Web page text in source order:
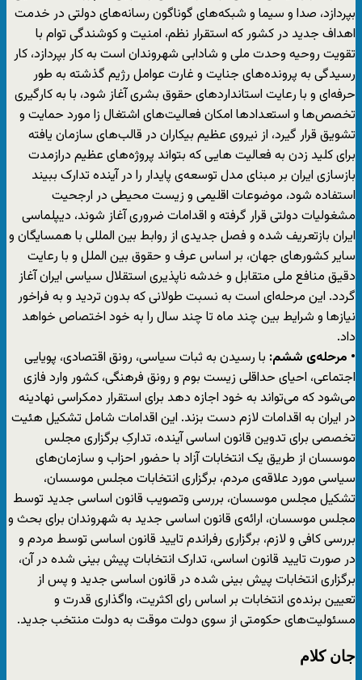
بپردازد، صدا و سیما و شبکه‌های گوناگون رسانه‌های دولتی در خدمت
اهداف جدید در کشور که استقرار نظم، امنیت و کوشندگی توام با
تقویت روحیه وحدت ملی و شادابی شهروندان است به کار بپردازد، کار
رسیدگی به پرونده‌های جنایت و غارت عوامل رژیم گذشته به طور
حرفه‌ای و با رعایت استانداردهای حقوق بشری آغاز شود، با به کارگیری
تخصص‌ها و استعدادها امکان فعالیت‌های اشتغال زا مورد حمایت و
تشویق قرار گیرد، از نیروی عظیم بیکاران در قالب‌های سازمان یافته
برای کلید زدن به فعالیت هایی که بتواند پروژه‌های عظیم درازمدت
بازسازی ایران بر مبنای مدل توسعه‌ی پایدار را در آینده تدارک ببیند
استفاده شود، موضوعات اقلیمی و زیست محیطی در ارجحیت
مشغولیات دولتی قرار گرفته و اقدامات ضروری آغاز شوند، دیپلماسی
ایران بازتعریف شده و فصل جدیدی از روابط بین المللی با همسایگان و
سایر کشورهای جهان، بر اساس عرف و حقوق بین الملل و با رعایت
دقیق منافع ملی متقابل و خدشه ناپذیری استقلال سیاسی ایران آغاز
گردد. این مرحله‌ای است به نسبت طولانی که بدون تردید و به فراخور
نیازها و شرایط بین چند ماه تا چند سال را به خود اختصاص خواهد
داد.
• مرحله‌ی ششم: با رسیدن به ثبات سیاسی، رونق اقتصادی، پویایی
اجتماعی، احیای حداقلی زیست بوم و رونق فرهنگی، کشور وارد فازی
می‌شود که می‌تواند به خود اجازه دهد برای استقرار دمکراسی نهادینه
در ایران به اقدامات لازم دست بزند. این اقدامات شامل تشکیل هئیت
تخصصی برای تدوین قانون اساسی آینده، تدارکِ برگزاری مجلس
موسسان از طریق یک انتخابات آزاد با حضور احزاب و سازمان‌های
سیاسی مورد علاقه‌ی مردم، برگزاری انتخابات مجلس موسسان،
تشکیل مجلس موسسان، بررسی وتصویب قانون اساسی جدید توسط
مجلس موسسان، ارائه‌ی قانون اساسی جدید به شهروندان برای بحث و
بررسی کافی و لازم، برگزاری رفراندم تایید قانون اساسی توسط مردم و
در صورت تایید قانون اساسی، تدارک انتخابات پیش بینی شده در آن،
برگزاری انتخابات پیش بینی شده در قانون اساسی جدید و پس از
تعیین برنده‌ی انتخابات بر اساس رای اکثریت، واگذاری قدرت و
مسئولیت‌های حکومتی از سوی دولت موقت به دولت منتخب جدید.
جان کلام